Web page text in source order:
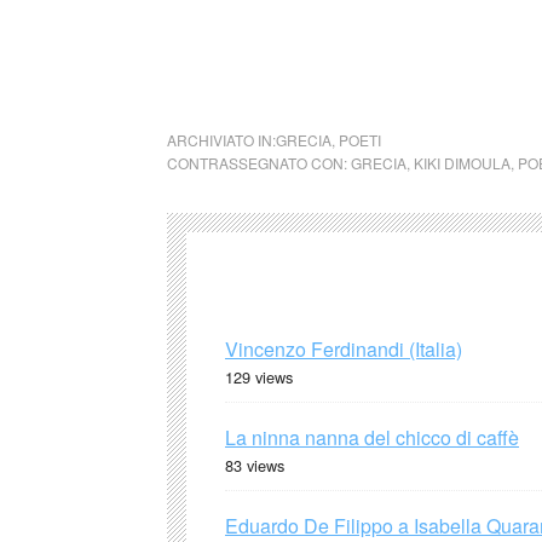
ARCHIVIATO IN:GRECIA POETI
CONTRASSEGNATO CON:GRECIA KIKI DIMOULA
Vincenzo Ferdinandi (Italia)
129 views
La ninna nanna del chicco di caffè
83 views
Eduardo De Filippo a Isabella